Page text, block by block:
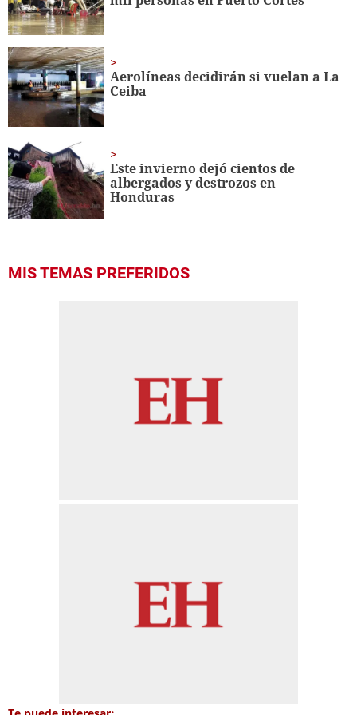
Aerolíneas decidirán si vuelan a La
Ceiba
Este invierno dejó cientos de
albergados y destrozos en
Honduras
MIS TEMAS PREFERIDOS